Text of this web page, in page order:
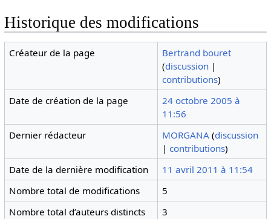
Historique des modifications
Créateur de la page
Bertrand bouret
(discussion |
contributions)
Date de création de la page
24 octobre 2005 à
11:56
Dernier rédacteur
MORGANA (discussion
|contributions)
Date de la dernière modification
11 avril 2011 à 11:54
Nombre total de modifications
5
Nombre total d’auteurs distincts
3